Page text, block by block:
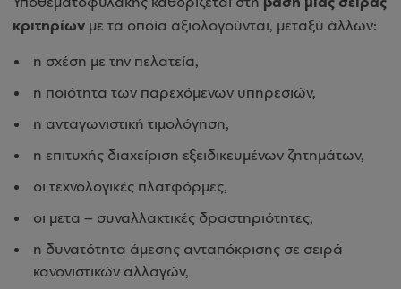
κριτηρίων με τα οποία αξιολογούνται, μεταξύ άλλων:
η σχέση με την πελατεία,
η ποιότητα των παρεχόμενων υπηρεσιών,
η ανταγωνιστική τιμολόγηση,
η επιτυχής διαχείριση εξειδικευμένων ζητημάτων,
οι τεχνολογικές πλατφόρμες,
οι μετα – συναλλακτικές δραστηριότητες,
η δυνατότητα άμεσης ανταπόκρισης σε σειρά
κανονιστικών αλλαγών,